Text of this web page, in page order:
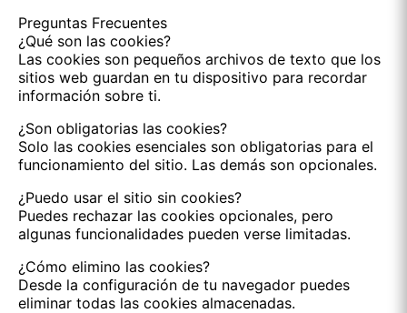
Preguntas Frecuentes
¿Qué son las cookies?
Las cookies son pequeños archivos de texto que los
sitios web guardan en tu dispositivo para recordar
información sobre ti.
¿Son obligatorias las cookies?
Solo las cookies esenciales son obligatorias para el
funcionamiento del sitio. Las demás son opcionales.
¿Puedo usar el sitio sin cookies?
Puedes rechazar las cookies opcionales, pero
algunas funcionalidades pueden verse limitadas.
¿Cómo elimino las cookies?
Desde la configuración de tu navegador puedes
eliminar todas las cookies almacenadas.